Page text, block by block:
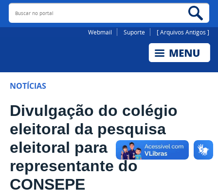
Buscar no portal
Webmail Suporte [ Arquivos Antigos ]
NOTÍCIAS
Divulgação do colégio
eleitoral da pesquisa
eleitoral para
representante do
CONSEPE